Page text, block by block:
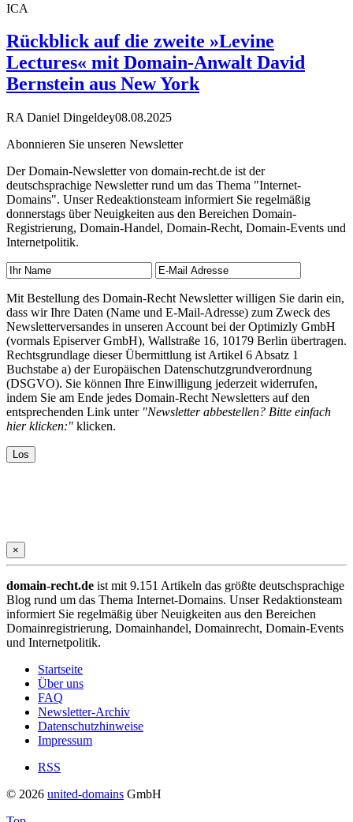
ICA
Rückblick auf die zweite »Levine
Lectures« mit Domain-Anwalt David
Bernstein aus New York
RA Daniel Dingeldey08.08.2025
Abonnieren Sie unseren Newsletter
Der Domain-Newsletter von domain-recht.de ist der
deutschsprachige Newsletter rund um das Thema "Internet-
Domains". Unser Redeaktionsteam informiert Sie regelmäßig
donnerstags über Neuigkeiten aus den Bereichen Domain-
Registrierung, Domain-Handel, Domain-Recht, Domain-Events und
Internetpolitik.
Mit Bestellung des Domain-Recht Newsletter willigen Sie darin ein,
dass wir Ihre Daten (Name und E-Mail-Adresse) zum Zweck des
Newsletterversandes in unseren Account bei der Optimizly GmbH
(vormals Episerver GmbH), Wallstraße 16, 10179 Berlin übertragen.
Rechtsgrundlage dieser Übermittlung ist Artikel 6 Absatz 1
Buchstabe a) der Europäischen Datenschutzgrundverordnung
(DSGVO). Sie können Ihre Einwilligung jederzeit widerrufen,
indem Sie am Ende jedes Domain-Recht Newsletters auf den
entsprechenden Link unter "Newsletter abbestellen? Bitte einfach
hier klicken:" klicken.
×
domain-recht.de ist mit 9.151 Artikeln das größte deutschsprachige
Blog rund um das Thema Internet-Domains. Unser Redaktionsteam
informiert Sie regelmäßig über Neuigkeiten aus den Bereichen
Domainregistrierung, Domainhandel, Domainrecht, Domain-Events
und Internetpolitik.
Startseite
Über uns
FAQ
Newsletter-Archiv
Datenschutzhinweise
Impressum
RSS
© 2026 united-domains GmbH